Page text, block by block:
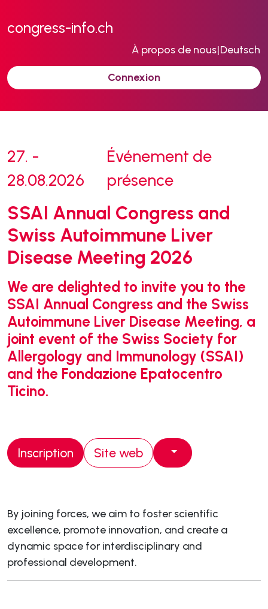
congress-info.ch
À propos de nous|Deutsch
Connexion
27. -
28.08.2026
Événement de
présence
SSAI Annual Congress and
Swiss Autoimmune Liver
Disease Meeting 2026
We are delighted to invite you to the
SSAI Annual Congress and the Swiss
Autoimmune Liver Disease Meeting, a
joint event of the Swiss Society for
Allergology and Immunology (SSAI)
and the Fondazione Epatocentro
Ticino.
Inscription Site web
By joining forces, we aim to foster scientific
excellence, promote innovation, and create a
dynamic space for interdisciplinary and
professional development.